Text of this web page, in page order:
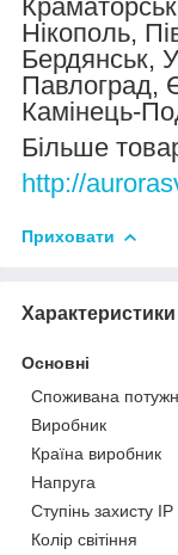
Нікополь,
Бердянськ,
Павлоград,
Камінець-
Більше
http://
Приховати
Характеристики
Основні
Споживана
Виробник
Країна виробник
Напруга
Ступінь захисту IP
Колір світіння